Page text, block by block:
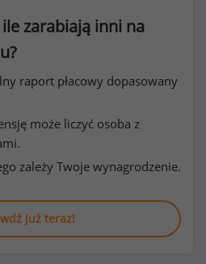
zarabiają inni na
raport płacowy dopasowany
może liczyć osoba z
zależy Twoje wynagrodzenie.
już teraz!